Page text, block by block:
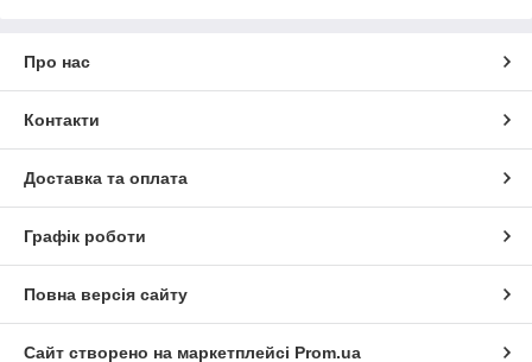
Про нас
Контакти
Доставка та оплата
Графік роботи
Повна версія сайту
Сайт створено на маркетплейсі Prom.ua